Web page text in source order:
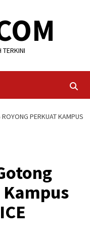
TERKINI
PERKUAT KAMPUS